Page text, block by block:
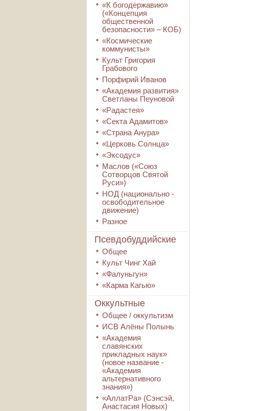
«К богодержавию»
(«Концепция
общественной
безопасности» – КОБ)
«Космические
коммунисты»
Культ Григория
Грабового
Порфирий Иванов
«Академия развития»
Светланы Пеуновой
«Радастея»
«Секта Адамитов»
«Страна Анура»
«Церковь Солнца»
«Эксодус»
Маслов («Союз
Сотворцов Святой
Руси»)
НОД (национально -
освободительное
движение)
Разное
Псевдобуддийские
Общее
Культ Чинг Хай
«Фалуньгун»
«Карма Кагью»
Оккультные
Общее / оккультизм
ИСВ Алёны Полынь
«Академия
славянских
прикладных наук»
(новое название -
«Академия
альтернативного
знания»)
«АллатРа» (Сэнсэй,
Анастасия Новых)